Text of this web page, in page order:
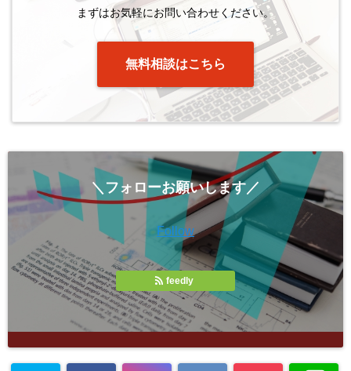
まずはお気軽にお問い合わせください。
無料相談はこちら
＼フォローお願いします／
Follow
feedly